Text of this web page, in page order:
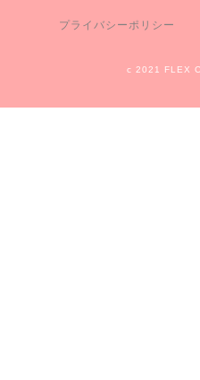
プライバシーポリシー
c 2021 FLEX